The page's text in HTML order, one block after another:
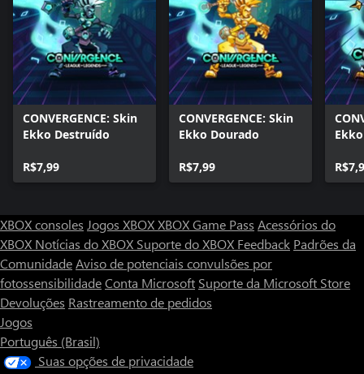
CONVERGENCE: Skin
Ekko Destruído
R$7,99
CONVERGENCE: Skin
Ekko Dourado
R$7,99
XBOX consoles Jogos XBOXXBOX Game Pass Acessórios do
XBOX Notícias do XBOX Suporte do XBOX Feedback Padrões da
ComunidadeAviso de potenciais convulsões por
fotossensibilidadeConta Microsoft Suporte da Microsoft Store
Devoluções Rastreamento de pedidos
Jogos
Português (Brasil)
Suas opções de privacidade